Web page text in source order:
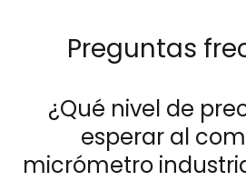
Preguntas
¿Qué nivel de
esperar al
micrómetro